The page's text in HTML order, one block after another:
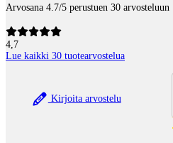
Arvosana 4.7/5 perustuen 30 arvosteluun
4,7
Lue kaikki 30 tuotearvostelua
Kirjoita arvostelu